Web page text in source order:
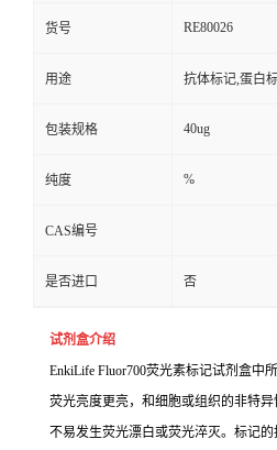
货号 RE80026
用途 抗体标记,蛋白
包装规格 40ug
纯度 %
CAS编号
是否进口 否
试剂盒介绍
EnkiLife Fluor700荧光素标记试剂盒中
荧光亮度更亮，和细胞或组织的非特异
不易发生荧光漂白或荧光淬灭。标记